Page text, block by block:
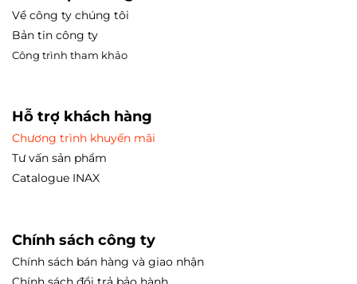
Về công ty chúng tôi
Bản tin công ty
Công trình tham khảo
Hỗ trợ khách hàng
Chương trình khuyến mãi
Tư vấn sản phẩm
Catalogue INAX
Chính sách công ty
Chính sách bán hàng và giao nhận